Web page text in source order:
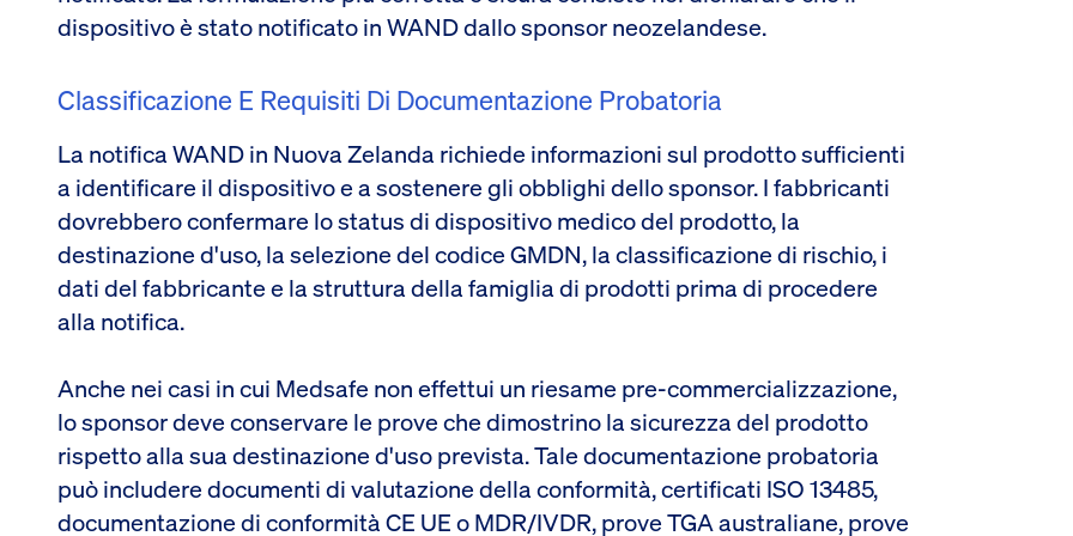
dispositivo è stato notificato in WAND dallo sponsor neozelandese.
Classificazione E Requisiti Di Documentazione Probatoria
La notifica WAND in Nuova Zelanda richiede informazioni sul prodotto sufficienti
a identificare il dispositivo e a sostenere gli obblighi dello sponsor. I fabbricanti
dovrebbero confermare lo status di dispositivo medico del prodotto, la
destinazione d'uso, la selezione del codice GMDN, la classificazione di rischio, i
dati del fabbricante e la struttura della famiglia di prodotti prima di procedere
alla notifica.
Anche nei casi in cui Medsafe non effettui un riesame pre-commercializzazione,
lo sponsor deve conservare le prove che dimostrino la sicurezza del prodotto
rispetto alla sua destinazione d'uso prevista. Tale documentazione probatoria
può includere documenti di valutazione della conformità, certificati ISO 13485,
documentazione di conformità CE UE o MDR/IVDR, prove TGA australiane, prove